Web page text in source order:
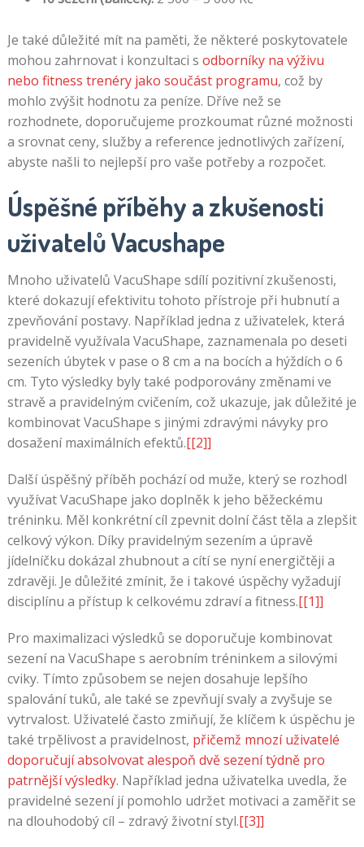
Je také důležité mít na paměti, že některé poskytovatele
mohou zahrnovat i konzultaci s odborníky na výživu
nebo fitness trenéry jako součást programu, což by
mohlo zvýšit hodnotu za peníze. Dříve než se
rozhodnete, doporučujeme prozkoumat různé možnosti
a srovnat ceny, služby a reference jednotlivých zařízení,
abyste našli to nejlepší pro vaše potřeby a rozpočet.
Úspěšné příběhy a zkušenosti
uživatelů Vacushape
Mnoho uživatelů VacuShape sdílí pozitivní zkušenosti,
které dokazují efektivitu tohoto přístroje při hubnutí a
zpevňování postavy. Například jedna z uživatelek, která
pravidelně využívala VacuShape, zaznamenala po deseti
sezeních úbytek v pase o 8 cm a na bocích a hýždích o 6
cm. Tyto výsledky byly také podporovány změnami ve
stravě a pravidelným cvičením, což ukazuje, jak důležité je
kombinovat VacuShape s jinými zdravými návyky pro
dosažení maximálních efektů.[[2]]
Další úspěšný příběh pochází od muže, který se rozhodl
využívat VacuShape jako doplněk k jeho běžeckému
tréninku. Měl konkrétní cíl zpevnit dolní část těla a zlepšit
celkový výkon. Díky pravidelným sezením a úpravě
jídelníčku dokázal zhubnout a cítí se nyní energičtěji a
zdravěji. Je důležité zmínit, že i takové úspěchy vyžadují
disciplínu a přístup k celkovému zdraví a fitness.[[1]]
Pro maximalizaci výsledků se doporučuje kombinovat
sezení na VacuShape s aerobním tréninkem a silovými
cviky. Tímto způsobem se nejen dosahuje lepšího
spalování tuků, ale také se zpevňují svaly a zvyšuje se
vytrvalost. Uživatelé často zmiňují, že klíčem k úspěchu je
také trpělivost a pravidelnost, přičemž mnozí uživatelé
doporučují absolvovat alespoň dvě sezení týdně pro
patrnější výsledky. Například jedna uživatelka uvedla, že
pravidelné sezení jí pomohlo udržet motivaci a zaměřit se
na dlouhodobý cíl – zdravý životní styl.[[3]]